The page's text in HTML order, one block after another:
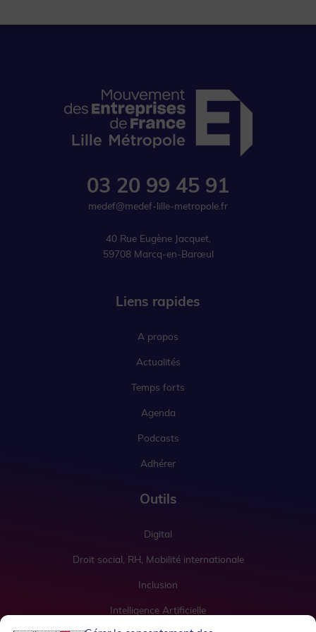
t
g
r
a
m
k
d
i
n
t
b
e
03 20 99 45 91
medef@medef-lille-metropole.fr
40 Rue Eugène Jacquet,
59708 Marcq-en-Barœul
Liens rapides
A propos
Actualités
Temps forts
Agenda
Podcasts
Adhérer
Outils
Digital
Droit social, RH, Mobilité internationale
Inclusion
Intelligence Artificielle